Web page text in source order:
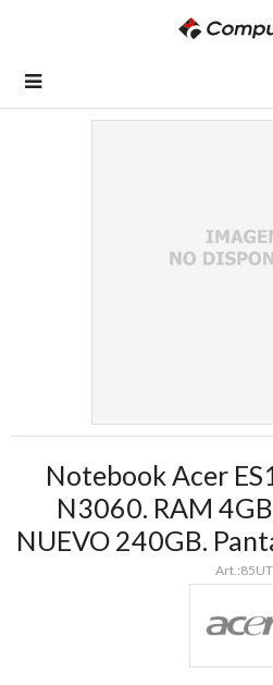

Notebook Acer
N3060. RAM
NUEVO 240GB.
85UT